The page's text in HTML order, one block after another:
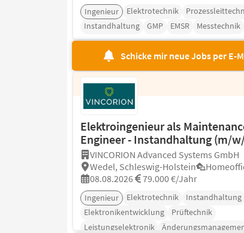
Ingenieur Elektrotechnik
Instandhaltung
GMP EMSR Messtechnik
Schicke mir neue Jobs per E-
Elektroingenieur als
Engineer - Instandhaltung (m/
VINCORION Advanced Systems GmbH
Wedel, Schleswig-Holstein
08.08.2026
79.000 €/Jahr
Ingenieur Elektrotechnik
Instandhaltung
Elektronikentwicklung
Prüftechnik
Leistungselektronik